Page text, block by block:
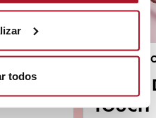
todos
MARCA &
TOUCH